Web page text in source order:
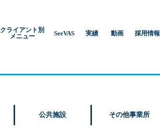
クライアント別
メニュー
SeeVAS 実績 動画 採用情報
公共施設 その他事業所